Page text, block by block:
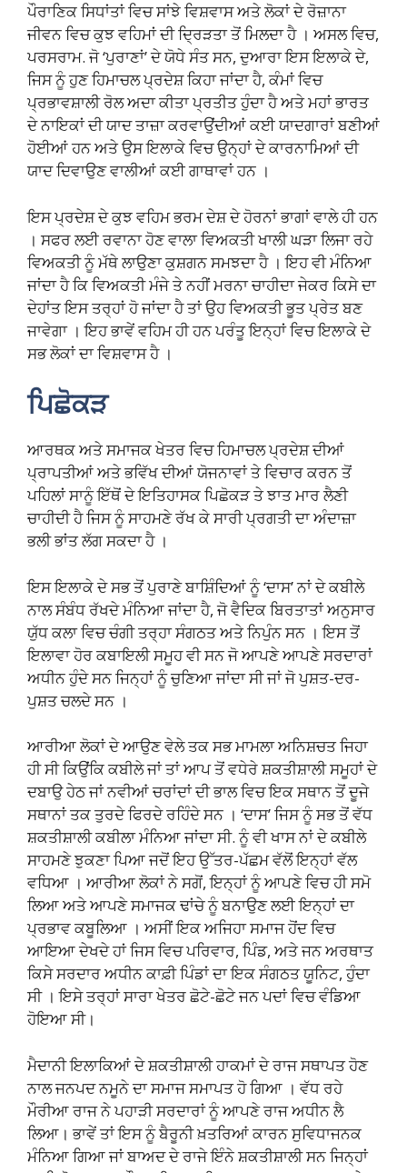
ਪੌਰਾਣਿਕ ਸਿਧਾਂਤਾਂ ਵਿਚ ਸਾਂਝੇ ਵਿਸ਼ਵਾਸ ਅਤੇ ਲੋਕਾਂ ਦੇ ਰੋਜ਼ਾਨਾ
ਜੀਵਨ ਵਿਚ ਕੁਝ ਵਹਿਮਾਂ ਦੀ ਦ੍ਰਿੜਤਾ ਤੋਂ ਮਿਲਦਾ ਹੈ । ਅਸਲ ਵਿਚ,
ਪਰਸਰਾਮ. ਜੋ ‘ਪੁਰਾਣਾਂ’ ਦੇ ਯੋਧੇ ਸੰਤ ਸਨ, ਦੁਆਰਾ ਇਸ ਇਲਾਕੇ ਦੇ,
ਜਿਸ ਨੂੰ ਹੁਣ ਹਿਮਾਚਲ ਪ੍ਰਦੇਸ਼ ਕਿਹਾ ਜਾਂਦਾ ਹੈ, ਕੰਮਾਂ ਵਿਚ
ਪ੍ਰਭਾਵਸ਼ਾਲੀ ਰੋਲ ਅਦਾ ਕੀਤਾ ਪ੍ਰਤੀਤ ਹੁੰਦਾ ਹੈ ਅਤੇ ਮਹਾਂ ਭਾਰਤ
ਦੇ ਨਾਇਕਾਂ ਦੀ ਯਾਦ ਤਾਜ਼ਾ ਕਰਵਾਉਂਦੀਆਂ ਕਈ ਯਾਦਗਾਰਾਂ ਬਣੀਆਂ
ਹੋਈਆਂ ਹਨ ਅਤੇ ਉਸ ਇਲਾਕੇ ਵਿਚ ਉਨ੍ਹਾਂ ਦੇ ਕਾਰਨਾਮਿਆਂ ਦੀ
ਯਾਦ ਦਿਵਾਉਣ ਵਾਲੀਆਂ ਕਈ ਗਾਥਾਵਾਂ ਹਨ ।
ਇਸ ਪ੍ਰਦੇਸ਼ ਦੇ ਕੁਝ ਵਹਿਮ ਭਰਮ ਦੇਸ਼ ਦੇ ਹੋਰਨਾਂ ਭਾਗਾਂ ਵਾਲੇ ਹੀ ਹਨ
। ਸਫਰ ਲਈ ਰਵਾਨਾ ਹੋਣ ਵਾਲਾ ਵਿਅਕਤੀ ਖਾਲੀ ਘੜਾ ਲਿਜਾ ਰਹੇ
ਵਿਅਕਤੀ ਨੂੰ ਮੱਥੇ ਲਾਉਣਾ ਕੁਸ਼ਗਨ ਸਮਝਦਾ ਹੈ । ਇਹ ਵੀ ਮੰਨਿਆ
ਜਾਂਦਾ ਹੈ ਕਿ ਵਿਅਕਤੀ ਮੰਜੇ ਤੇ ਨਹੀਂ ਮਰਨਾ ਚਾਹੀਦਾ ਜੇਕਰ ਕਿਸੇ ਦਾ
ਦੇਹਾਂਤ ਇਸ ਤਰ੍ਹਾਂ ਹੋ ਜਾਂਦਾ ਹੈ ਤਾਂ ਉਹ ਵਿਅਕਤੀ ਭੂਤ ਪ੍ਰੇਤ ਬਣ
ਜਾਵੇਗਾ । ਇਹ ਭਾਵੇਂ ਵਹਿਮ ਹੀ ਹਨ ਪਰੰਤੂ ਇਨ੍ਹਾਂ ਵਿਚ ਇਲਾਕੇ ਦੇ
ਸਭ ਲੋਕਾਂ ਦਾ ਵਿਸ਼ਵਾਸ ਹੈ ।
ਪਿਛੋਕੜ
ਆਰਥਕ ਅਤੇ ਸਮਾਜਕ ਖੇਤਰ ਵਿਚ ਹਿਮਾਚਲ ਪ੍ਰਦੇਸ਼ ਦੀਆਂ
ਪ੍ਰਾਪਤੀਆਂ ਅਤੇ ਭਵਿੱਖ ਦੀਆਂ ਯੋਜਨਾਵਾਂ ਤੇ ਵਿਚਾਰ ਕਰਨ ਤੋਂ
ਪਹਿਲਾਂ ਸਾਨੂੰ ਇੱਥੋਂ ਦੇ ਇਤਿਹਾਸਕ ਪਿਛੋਕੜ ਤੇ ਝਾਤ ਮਾਰ ਲੈਣੀ
ਚਾਹੀਦੀ ਹੈ ਜਿਸ ਨੂੰ ਸਾਹਮਣੇ ਰੱਖ ਕੇ ਸਾਰੀ ਪ੍ਰਗਤੀ ਦਾ ਅੰਦਾਜ਼ਾ
ਭਲੀ ਭਾਂਤ ਲੱਗ ਸਕਦਾ ਹੈ ।
ਇਸ ਇਲਾਕੇ ਦੇ ਸਭ ਤੋਂ ਪੁਰਾਣੇ ਬਾਸ਼ਿੰਦਿਆਂ ਨੂੰ ‘ਦਾਸ’ ਨਾਂ ਦੇ ਕਬੀਲੇ
ਨਾਲ ਸੰਬੰਧ ਰੱਖਦੇ ਮੰਨਿਆ ਜਾਂਦਾ ਹੈ, ਜੋ ਵੈਦਿਕ ਬਿਰਤਾਤਾਂ ਅਨੁਸਾਰ
ਯੁੱਧ ਕਲਾ ਵਿਚ ਚੰਗੀ ਤਰ੍ਹਾ ਸੰਗਠਤ ਅਤੇ ਨਿਪੁੰਨ ਸਨ । ਇਸ ਤੋਂ
ਇਲਾਵਾ ਹੋਰ ਕਬਾਇਲੀ ਸਮੂਹ ਵੀ ਸਨ ਜੋ ਆਪਣੇ ਆਪਣੇ ਸਰਦਾਰਾਂ
ਅਧੀਨ ਹੁੰਦੇ ਸਨ ਜਿਨ੍ਹਾਂ ਨੂੰ ਚੁਣਿਆ ਜਾਂਦਾ ਸੀ ਜਾਂ ਜੋ ਪੁਸ਼ਤ-ਦਰ-
ਪੁਸ਼ਤ ਚਲਦੇ ਸਨ ।
ਆਰੀਆ ਲੋਕਾਂ ਦੇ ਆਉਣ ਵੇਲੇ ਤਕ ਸਭ ਮਾਮਲਾ ਅਨਿਸ਼ਚਤ ਜਿਹਾ
ਹੀ ਸੀ ਕਿਉਂਕਿ ਕਬੀਲੇ ਜਾਂ ਤਾਂ ਆਪ ਤੋਂ ਵਧੇਰੇ ਸ਼ਕਤੀਸ਼ਾਲੀ ਸਮੂਹਾਂ ਦੇ
ਦਬਾਉ ਹੇਠ ਜਾਂ ਨਵੀਆਂ ਚਰਾਂਦਾਂ ਦੀ ਭਾਲ ਵਿਚ ਇਕ ਸਥਾਨ ਤੋਂ ਦੂਜੇ
ਸਥਾਨਾਂ ਤਕ ਤੁਰਦੇ ਫਿਰਦੇ ਰਹਿੰਦੇ ਸਨ । ‘ਦਾਸ’ ਜਿਸ ਨੂੰ ਸਭ ਤੋਂ ਵੱਧ
ਸ਼ਕਤੀਸ਼ਾਲੀ ਕਬੀਲਾ ਮੰਨਿਆ ਜਾਂਦਾ ਸੀ. ਨੂੰ ਵੀ ਖਾਸ ਨਾਂ ਦੇ ਕਬੀਲੇ
ਸਾਹਮਣੇ ਝੁਕਣਾ ਪਿਆ ਜਦੋਂ ਇਹ ਉੱਤਰ-ਪੱਛਮ ਵੱਲੋਂ ਇਨ੍ਹਾਂ ਵੱਲ
ਵਧਿਆ । ਆਰੀਆ ਲੋਕਾਂ ਨੇ ਸਗੋਂ, ਇਨ੍ਹਾਂ ਨੂੰ ਆਪਣੇ ਵਿਚ ਹੀ ਸਮੋ
ਲਿਆ ਅਤੇ ਆਪਣੇ ਸਮਾਜਕ ਢਾਂਚੇ ਨੂੰ ਬਨਾਉਣ ਲਈ ਇਨ੍ਹਾਂ ਦਾ
ਪ੍ਰਭਾਵ ਕਬੂਲਿਆ । ਅਸੀਂ ਇਕ ਅਜਿਹਾ ਸਮਾਜ ਹੋਂਦ ਵਿਚ
ਆਇਆ ਦੇਖਦੇ ਹਾਂ ਜਿਸ ਵਿਚ ਪਰਿਵਾਰ, ਪਿੰਡ, ਅਤੇ ਜਨ ਅਰਥਾਤ
ਕਿਸੇ ਸਰਦਾਰ ਅਧੀਨ ਕਾਫ਼ੀ ਪਿੰਡਾਂ ਦਾ ਇਕ ਸੰਗਠਤ ਯੂਨਿਟ, ਹੁੰਦਾ
ਸੀ । ਇਸੇ ਤਰ੍ਹਾਂ ਸਾਰਾ ਖੇਤਰ ਛੋਟੇ-ਛੋਟੇ ਜਨ ਪਦਾਂ ਵਿਚ ਵੰਡਿਆ
ਹੋਇਆ ਸੀ।
ਮੈਦਾਨੀ ਇਲਾਕਿਆਂ ਦੇ ਸ਼ਕਤੀਸ਼ਾਲੀ ਹਾਕਮਾਂ ਦੇ ਰਾਜ ਸਥਾਪਤ ਹੋਣ
ਨਾਲ ਜਨਪਦ ਨਮੂਨੇ ਦਾ ਸਮਾਜ ਸਮਾਪਤ ਹੋ ਗਿਆ । ਵੱਧ ਰਹੇ
ਮੌਰੀਆ ਰਾਜ ਨੇ ਪਹਾੜੀ ਸਰਦਾਰਾਂ ਨੂੰ ਆਪਣੇ ਰਾਜ ਅਧੀਨ ਲੈ
ਲਿਆ। ਭਾਵੇਂ ਤਾਂ ਇਸ ਨੂੰ ਬੈਰੂਨੀ ਖ਼ਤਰਿਆਂ ਕਾਰਨ ਸੁਵਿਧਾਜਨਕ
ਮੰਨਿਆ ਗਿਆ ਜਾਂ ਬਾਅਦ ਦੇ ਰਾਜੇ ਇੰਨੇ ਸ਼ਕਤੀਸ਼ਾਲੀ ਸਨ ਜਿਨ੍ਹਾਂ